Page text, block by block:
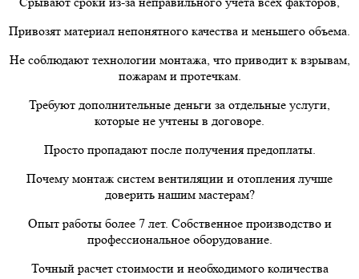
Привозят материал непонятного качества и меньшего объема.
Не соблюдают технологии монтажа, что приводит к взрывам,
пожарам и протечкам.
Требуют дополнительные деньги за отдельные услуги,
которые не учтены в договоре.
Просто пропадают после получения предоплаты.
Почему монтаж систем вентиляции и отопления лучше
доверить нашим мастерам?
Опыт работы более 7 лет. Собственное производство и
профессиональное оборудование.
Точный расчет стоимости и необходимого количества